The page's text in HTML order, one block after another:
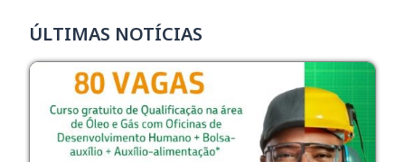
ÚLTIMAS NOTÍCIAS